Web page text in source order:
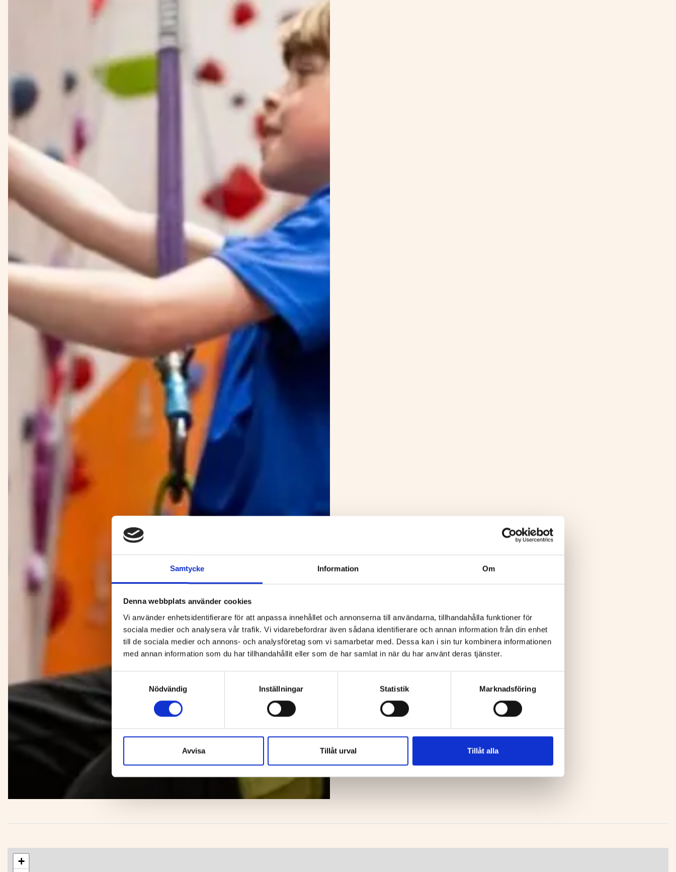
Samtycke Information Om
Denna webbplats använder cookies
Vi använder enhetsidentifierare för att anpassa innehållet och annonserna till användarna, tillhandahålla funktioner för
sociala medier och analysera vår trafik. Vi vidarebefordrar även sådana identifierare och annan information från din enhet
till de sociala medier och annons- och analysföretag som vi samarbetar med. Dessa kan i sin tur kombinera informationen
med annan information som du har tillhandahållit eller som de har samlat in när du har använt deras tjänster.
Nödvändig
Inställningar Statistik Marknadsföring
Avvisa Tillåt urval Tillåt alla
+